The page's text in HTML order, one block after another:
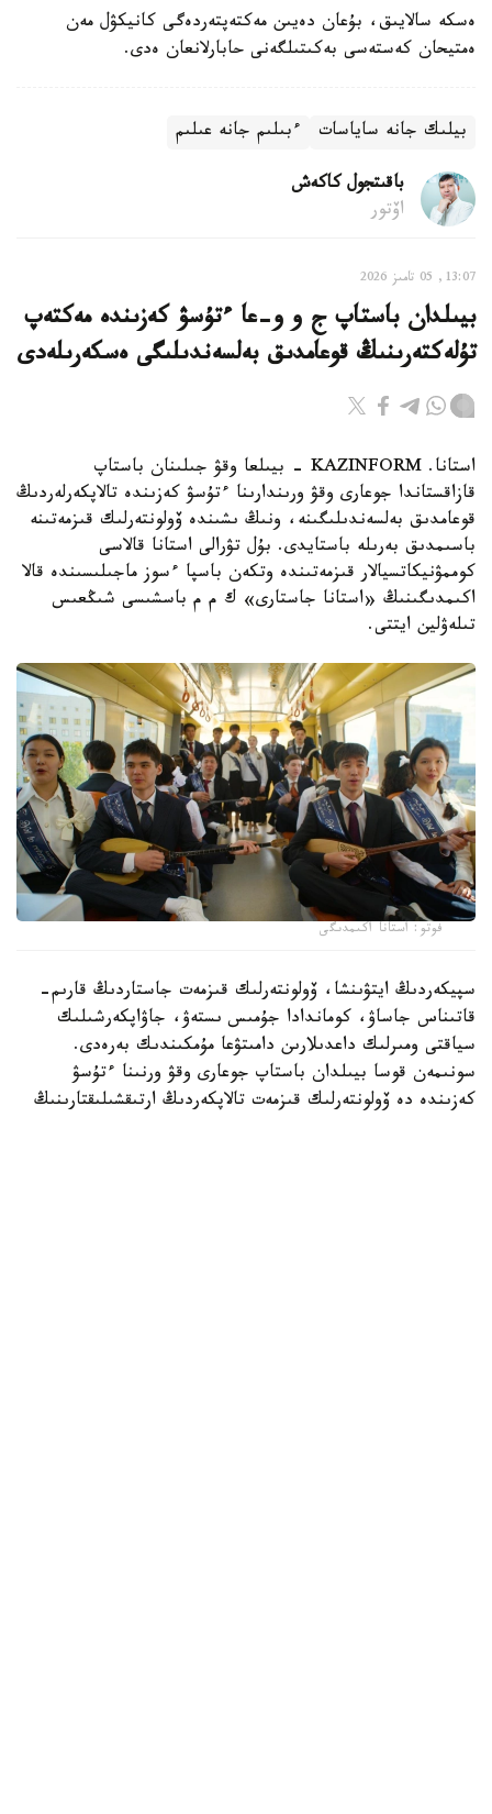
ەسكە سالايىق، بۇعان دەيىن مەكتەپتەردەگى كانيكۋل مەن
ەمتيحان كەستەسى بەكىتىلگەنى حابارلانعان ەدى.
بيلىك جانە ساياسات ءبىلىم جانە عىلىم
باقىتجول كاكەش
اۆتور
13:07, 05 تامىز 2026
بيىلدان باستاپ ج و و-عا ءتۇسۋ كەزىندە مەكتەپ
تۇلەكتەرىنىڭ قوعامدىق بەلسەندىلىگى ەسكەرىلەدى
استانا. KAZINFORM - بيىلعا وقۋ جىلىنان باستاپ
قازاقستاندا جوعارى وقۋ ورىندارىنا ءتۇسۋ كەزىندە تالاپكەرلەردىڭ
قوعامدىق بەلسەندىلىگىنە، ونىڭ ىشىندە ۆولونتەرلىك قىزمەتىنە
باسىمدىق بەرىلە باستايدى. بۇل تۋرالى استانا قالاسى
كوممۋنيكاتسيالار قىزمەتىندە وتكەن باسپا ءسوز ماجىلىسىندە قالا
اكىمدىگىنىڭ «استانا جاستارى» ك م م باسشىسى شىڭعىس
تىلەۋلين ايتتى.
فوتو: استانا اكىمدىگى
سپيكەردىڭ ايتۋىنشا، ۆولونتەرلىك قىزمەت جاستاردىڭ قارىم-
قاتىناس جاساۋ، كوماندادا جۇمىس ىستەۋ، جاۋاپكەرشىلىك
سياقتى ومىرلىك داعدىلارىن دامىتۋعا مۇمكىندىك بەرەدى.
سونىمەن قوسا بيىلدان باستاپ جوعارى وقۋ ورنىنا ءتۇسۋ
كەزىندە دە ۆولونتەرلىك قىزمەت تالاپكەردىڭ ارتىقشىلىقتارىنىڭ